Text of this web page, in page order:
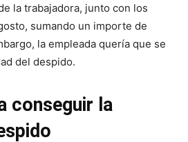
la trabajadora, junto con los
sumando un importe de
la empleada quería que se
del despido.
conseguir la